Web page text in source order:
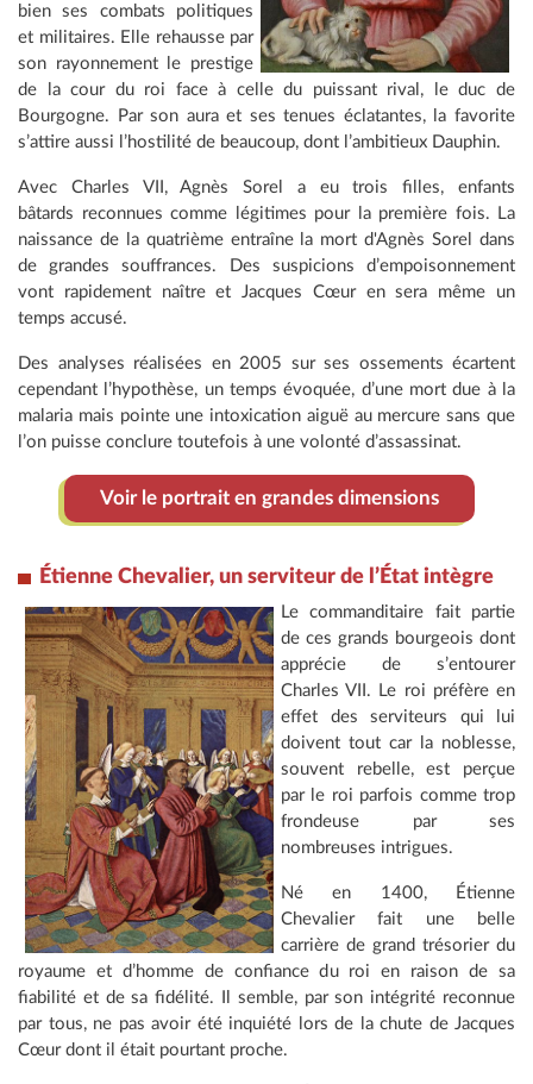
bien ses combats politiques
et militaires. Elle rehausse par
son rayonnement le prestige
de la cour du roi face à celle du puissant rival, le duc de
Bourgogne. Par son aura et ses tenues éclatantes, la favorite
s’attire aussi l’hostilité de beaucoup, dont l’ambitieux Dauphin.
Avec Charles VII, Agnès Sorel a eu trois filles, enfants
bâtards reconnues comme légitimes pour la première fois. La
naissance de la quatrième entraîne la mort d'Agnès Sorel dans
de grandes souffrances. Des suspicions d’empoisonnement
vont rapidement naître et Jacques Cœur en sera même un
temps accusé.
Des analyses réalisées en 2005 sur ses ossements écartent
cependant l’hypothèse, un temps évoquée, d’une mort due à la
malaria mais pointe une intoxication aiguë au mercure sans que
l’on puisse conclure toutefois à une volonté d’assassinat.
Voir le portrait en grandes dimensions
Étienne Chevalier, un serviteur de l’État intègre
Le commanditaire fait partie
de ces grands bourgeois dont
apprécie de s’entourer
Charles VII. Le roi préfère en
effet des serviteurs qui lui
doivent tout car la noblesse,
souvent rebelle, est perçue
par le roi parfois comme trop
frondeuse par ses
nombreuses intrigues.
Né en 1400, Étienne
Chevalier fait une belle
carrière de grand trésorier du
royaume et d’homme de confiance du roi en raison de sa
fiabilité et de sa fidélité. Il semble, par son intégrité reconnue
par tous, ne pas avoir été inquiété lors de la chute de Jacques
Cœur dont il était pourtant proche.